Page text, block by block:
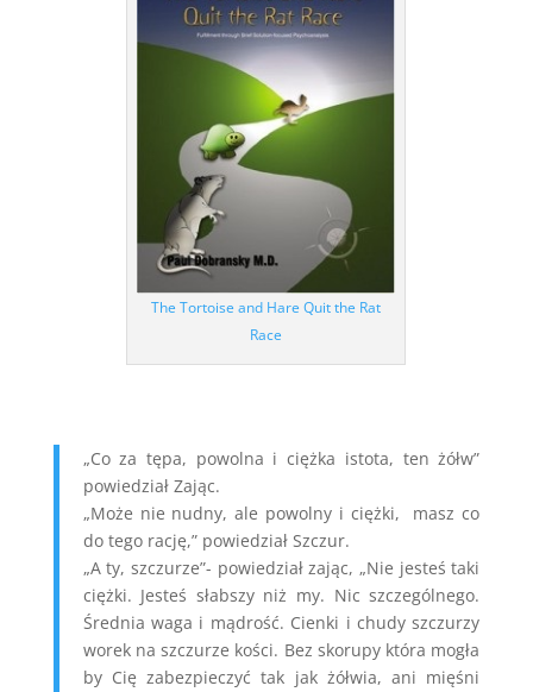
The Tortoise and Hare Quit the Rat
Race
„Co za tępa, powolna i ciężka istota, ten żółw”
powiedział Zając.
„Może nie nudny, ale powolny i ciężki, masz co
do tego rację,” powiedział Szczur.
„A ty, szczurze”- powiedział zając, „Nie jesteś taki
ciężki. Jesteś słabszy niż my. Nic szczególnego.
Średnia waga i mądrość. Cienki i chudy szczurzy
worek na szczurze kości. Bez skorupy która mogła
by Cię zabezpieczyć tak jak żółwia, ani mięśni